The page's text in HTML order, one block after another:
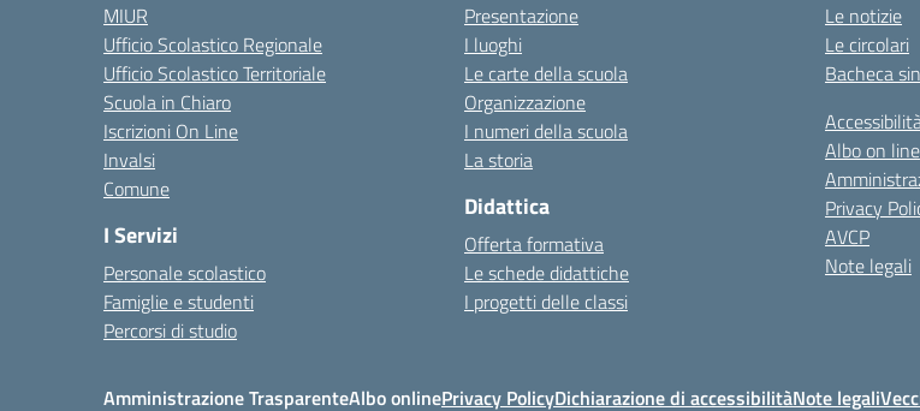
MIUR
Ufficio Scolastico Regionale
Ufficio Scolastico Territoriale
Scuola in Chiaro
Iscrizioni On Line
Invalsi
Comune
I Servizi
Personale scolastico
Famiglie e studenti
Percorsi di studio
Presentazione
I luoghi
Le carte della scuola
Organizzazione
I numeri della scuola
La storia
Didattica
Offerta formativa
Le schede didattiche
I progetti delle classi
Le notizie
Le circolari
Bacheca
Albo on line
Privacy
AVCP
Note legali
Amministrazione TrasparenteAlbo onlinePrivacy PolicyDichiarazione di accessibilitàNote legali